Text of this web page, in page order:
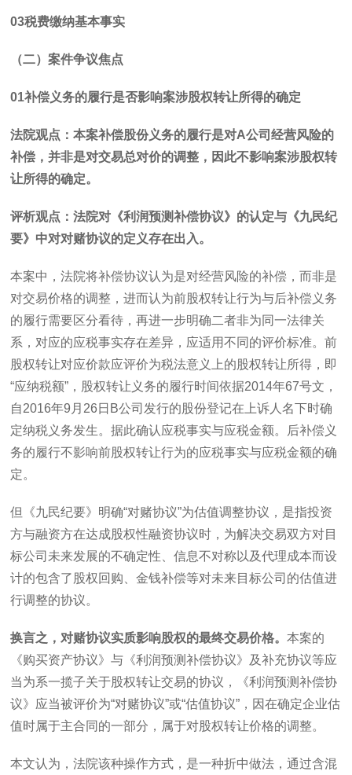
03税费缴纳基本事实
（二）案件争议焦点
01补偿义务的履行是否影响案涉股权转让所得的确定
法院观点：本案补偿股份义务的履行是对A公司经营风险的
补偿，并非是对交易总对价的调整，因此不影响案涉股权转
让所得的确定。
评析观点：法院对《利润预测补偿协议》的认定与《九民纪
要》中对对赌协议的定义存在出入。
本案中，法院将补偿协议认为是对经营风险的补偿，而非是
对交易价格的调整，进而认为前股权转让行为与后补偿义务
的履行需要区分看待，再进一步明确二者非为同一法律关
系，对应的应税事实存在差异，应适用不同的评价标准。前
股权转让对应价款应评价为税法意义上的股权转让所得，即
“应纳税额”，股权转让义务的履行时间依据2014年67号文，
自2016年9 月 26 日 B公司发行的股份登记在上诉人名下时确
定纳税义务发生。据此确认应税事实与应税金额。后补偿义
务的履行不影响前股权转让行为的应税事实与应税金额的确
定。
但《九民纪要》明确“对赌协议”为估值调整协议，是指投资
方与融资方在达成股权性融资协议时，为解决交易双方对目
标公司未来发展的不确定性、信息不对称以及代理成本而设
计的包含了股权回购、金钱补偿等对未来目标公司的估值进
行调整的协议。
换言之，对赌协议实质影响股权的最终交易价格。本案的
《购买资产协议》与《利润预测补偿协议》及补充协议等应
当为系一揽子关于股权转让交易的协议，《利润预测补偿协
议》应当被评价为“对赌协议”或“估值协议”，因在确定企业估
值时属于主合同的一部分，属于对股权转让价格的调整。
本文认为，法院该种操作方式，是一种折中做法，通过含混